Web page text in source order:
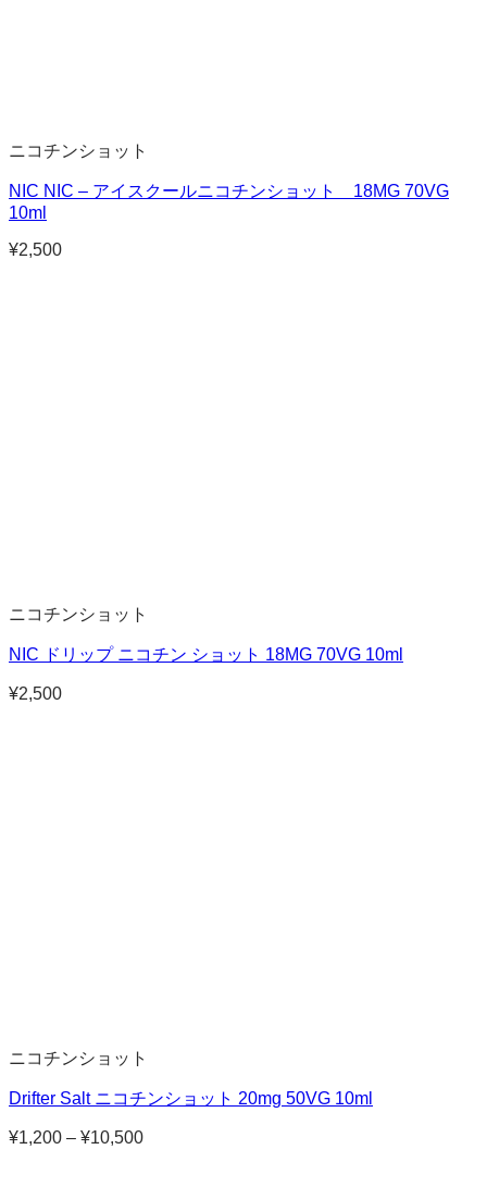
ニコチンショット
NIC NIC – アイスクールニコチンショット 18MG 70VG
10ml
¥2,500
ニコチンショット
NIC ドリップ ニコチン ショット 18MG 70VG 10ml
¥2,500
ニコチンショット
Drifter Salt ニコチンショット 20mg 50VG 10ml
¥1,200 – ¥10,500価